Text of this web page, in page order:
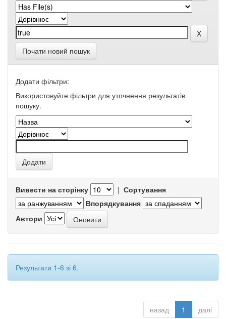
Почати новий пошук
Додати фільтри:
Використовуйте фільтри для уточнення результатів
пошуку.
Вивести на сторінку | Сортування
Впорядкування
Автори
Результати 1-6 зі 6.
назад 1 далі